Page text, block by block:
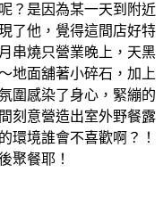
？是因為某一天到附近
了他，覺得這間店好特
串燒只營業晚上，天黑
地面舖著小碎石，加上
圍感染了身心，緊繃的
刻意營造出室外野餐露
環境誰會不喜歡啊？！
聚餐耶！